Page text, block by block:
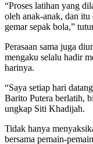
“Proses latihan yang
oleh anak-anak, dan
gemar sepak bola,”
Perasaan sama juga
mengaku selalu hadir
harinya.
“Saya setiap hari
Barito Putera berlatih,
ungkap Siti Khadijah.
Tidak hanya
bersama pemain-